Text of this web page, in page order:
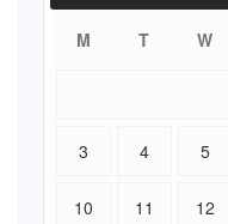
M T W
3 4 5
10 11 12